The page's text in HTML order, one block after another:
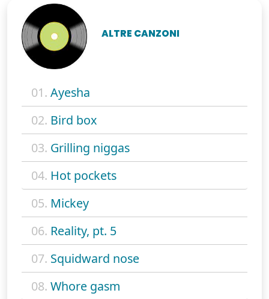
ALTRE CANZONI
01. Ayesha
02. Bird box
03. Grilling niggas
04. Hot pockets
05. Mickey
06. Reality, pt. 5
07. Squidward nose
08. Whore gasm